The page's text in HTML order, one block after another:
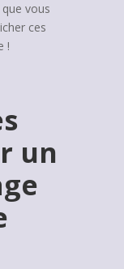
vous
ces
!
un